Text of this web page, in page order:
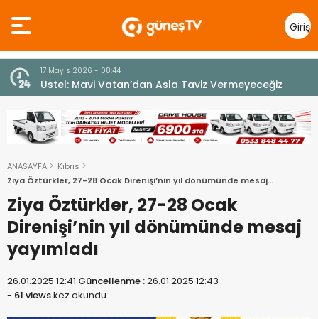
Giriş
Yap
7 Ağustos 2026 - 12:36
ÜSTEL: “ERENKÖY RUHU SONSUZA DEK YAŞAYACAK”
ANASAYFA
Kıbrıs
Ziya Öztürkler, 27-28 Ocak Direnişi’nin yıl dönümünde mesaj
yayımladı
Ziya Öztürkler, 27-28 Ocak
Direnişi’nin yıl dönümünde mesaj
yayımladı
26.01.2025 12:41 Güncellenme :26.01.2025 12:43
- 61 viewskez okundu